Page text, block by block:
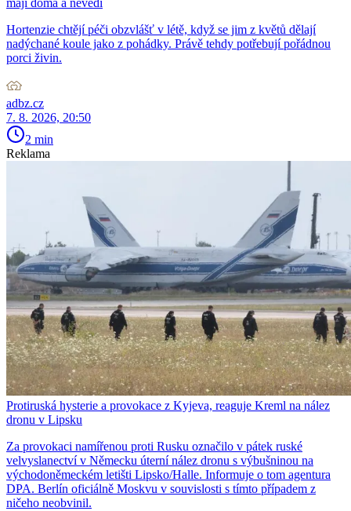
mají doma a nevědí
Hortenzie chtějí péči obzvlášť v létě, když se jim z květů dělají
nadýchané koule jako z pohádky. Právě tehdy potřebují pořádnou
porci živin.
adbz.cz
7. 8. 2026, 20:50
2 min
Reklama
Protiruská hysterie a provokace z Kyjeva, reaguje Kreml na nález
dronu v Lipsku
Za provokaci namířenou proti Rusku označilo v pátek ruské
velvyslanectví v Německu úterní nález dronu s výbušninou na
východoněmeckém letišti Lipsko/Halle. Informuje o tom agentura
DPA. Berlín oficiálně Moskvu v souvislosti s tímto případem z
ničeho neobvinil.